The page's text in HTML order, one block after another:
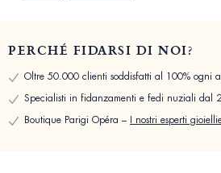
PERCHÉ FIDARSI DI NOI?
Oltre 50.000 clienti soddisfatti al 100% ogni
Specialisti in fidanzamenti e fedi nuziali dal
Boutique Parigi Opéra – I nostri esperti